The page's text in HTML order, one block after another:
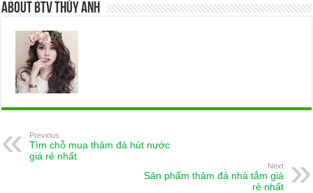
About BTV Thúy Anh
Previous
Tìm chỗ mua thảm đá hút nước
giá rẻ nhất
Next
Sản phẩm thảm đá nhà tắm giá
rẻ nhất